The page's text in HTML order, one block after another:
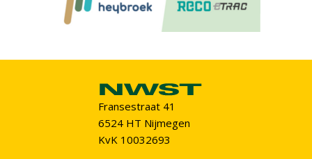
Fransestraat 41
6524 HT Nijmegen
KvK 10032693